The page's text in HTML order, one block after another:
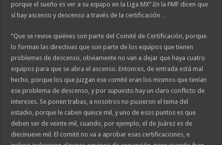
porque el sueño es ver a su equipo en la Liga MX”.En la FMF dicen que
sí hay ascenso y descenso a través de la certificación…
“Que se revise quiénes son parte del Comité de Certificación, porque
lo forman las directivas que son parte de los equipos que tienen
problemas de descenso, obviamente no van a dejar que haya cuatro
equipos para que se abra el ascenso. Entonces, de entrada está mal
hecho, porque los que juzgan ese comité eran los mismos que tenían
ese problema de descenso, y por supuesto hay un claro conflicto de
intereses. Se ponen trabas, a nosotros no pusieron el tema del
estadio, porque le caben quince mil, y uno de esos puntos es que
deben ser de veinte mil, cuando, por ejemplo, el de Juárez es de
diecinueve mil. El comité no va a aprobar esas certificaciones, e